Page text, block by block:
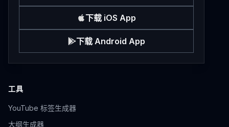
下载 iOS App
下载 Android App
工具
YouTube 标签生成器
大纲生成器